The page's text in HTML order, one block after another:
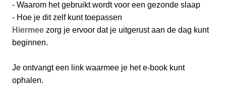
- Waarom het gebruikt wordt voor een gezonde slaap
- Hoe je dit zelf kunt toepassen
Hiermeezorg je ervoor dat je uitgerust aan de dag kunt
beginnen.
Je ontvangt een link waarmee je het e-book kunt
ophalen.